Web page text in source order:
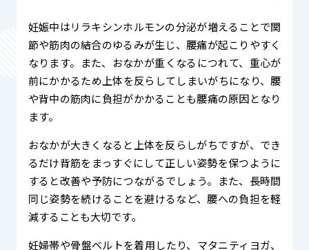
妊娠中はリラキシンホルモンの分泌が増えることで関
節や筋肉の結合のゆるみが生じ、腰痛が起こりやすく
なります。また、おなかが重くなるにつれて、重心が
前にかかるため上体を反らしてしまいがちになり、腰
や背中の筋肉に負担がかかることも腰痛の原因となり
ます。
おなかが大きくなると上体を反らしがちですが、でき
るだけ背筋をまっすぐにして正しい姿勢を保つように
すると改善や予防につながるでしょう。また、長時間
同じ姿勢を続けることを避けるなど、腰への負担を軽
減することも大切です。
妊婦帯や骨盤ベルトを着用したり、マタニティヨガ、